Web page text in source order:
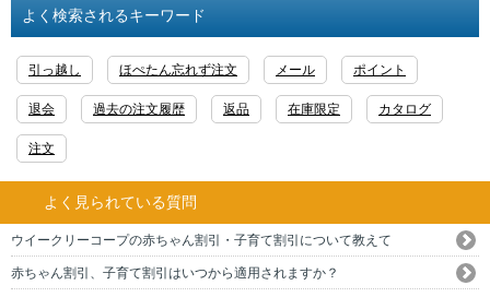
よく検索されるキーワード
引っ越し ほぺたん忘れず注文 メール ポイント
退会 過去の注文履歴 返品 在庫限定 カタログ
注文
よく見られている質問
ウイークリーコープの赤ちゃん割引・子育て割引について教えて
赤ちゃん割引、子育て割引はいつから適用されますか？